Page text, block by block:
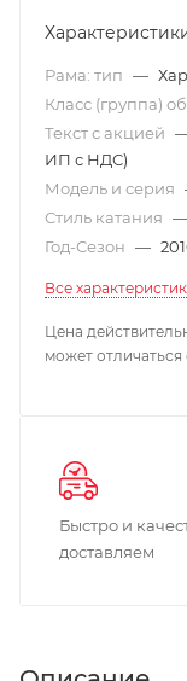
Рама: тип —
Класс (группа)
Текст с акцией
ИП с НДС)
Модель и серия
Стиль катания —
Год-Сезон —
Все
Цена
может отличаться
Быстро и
доставляем